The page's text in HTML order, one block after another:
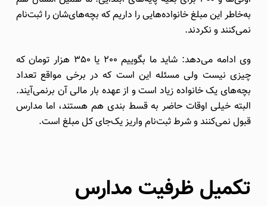
به‌خاطر این مبلغ خانواده‌هایی را داریم که بچه‌های‌شان را ثبت‌نام
نمی‌کنند و نکردند.
وی ادامه می‌دهد: شاید ما بگوییم 200 یا 350 هزار تومان که
چیزی نیست ولی مسئله این است که در برخی مواقع تعداد
بچه‌های یک خانواده زیاد است و از عهده بار مالی آن برنمی‌آیند.
البته خیلی اوقات حاضر به قسط ‌بندی هم هستند، اما مدارس
قبول نمی‌کنند و شرط ثبت‌نام واریز یک‌جای کل مبلغ است.
تکمیل ظرفیت مدارس